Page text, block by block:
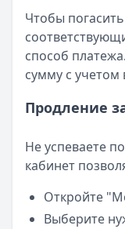
Чтобы
способ
сумму с учетом
Продление
Не успеваете
кабинет
Откройте
Выберите